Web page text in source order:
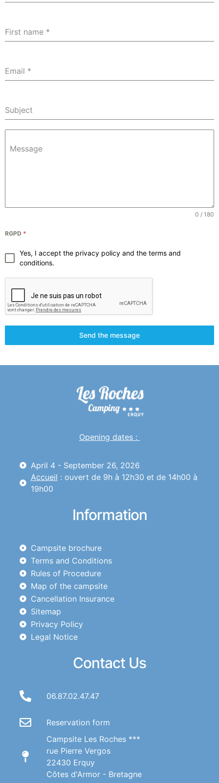
First name *
Email *
Subject
Message
0 / 180
RGPD *
Yes, I accept the privacy policy and the terms and
conditions.
Send the message
Opening dates :
April 4 - September 26, 2026
Accueil : ouvert de 9h à 12h30 et de 14h00 à
19h00
Information
Campsite brochure
Terms and Conditions
Rules of Procedure
Map of the campsite
Cancellation Insurance
Sitemap
Privacy Policy
Legal Notice
Contact Us
06.87.02.47.47
Reservation form
Campsite Les Roches ***
rue Pierre Vergos
22430 Erquy
Côtes d'Armor - Bretagne